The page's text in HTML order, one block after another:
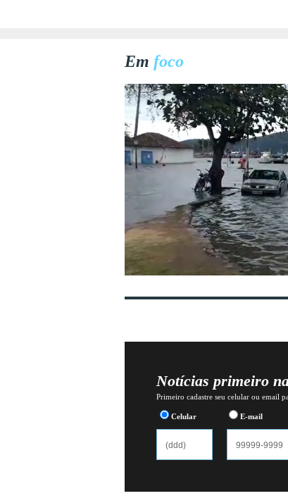
Em foco
Notícias primeiro
Primeiro cadastre seu celular ou email
Celular E-mail